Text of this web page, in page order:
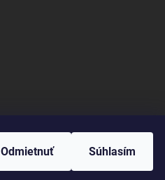
Odmietnuť Súhlasím